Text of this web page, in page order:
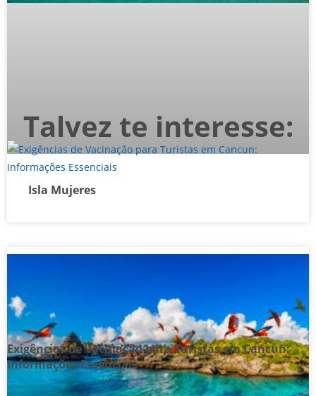
Isla Mujeres
Talvez te interesse:
Exigências de Vacinação para Turistas em Cancun:
Informações Essenciais